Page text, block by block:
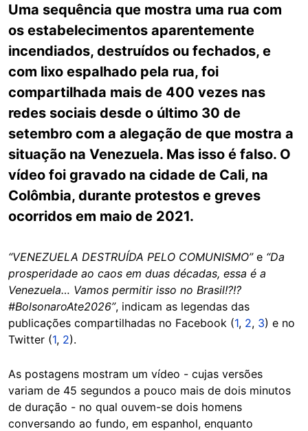
Uma sequência que mostra uma rua com
os estabelecimentos aparentemente
incendiados, destruídos ou fechados, e
com lixo espalhado pela rua, foi
compartilhada mais de 400 vezes nas
redes sociais desde o último 30 de
setembro com a alegação de que mostra a
situação na Venezuela. Mas isso é falso. O
vídeo foi gravado na cidade de Cali, na
Colômbia, durante protestos e greves
ocorridos em maio de 2021.
“VENEZUELA DESTRUÍDA PELO COMUNISMO”e “Da
prosperidade ao caos em duas décadas, essa é a
Venezuela… Vamos permitir isso no Brasil!?!?
#BolsonaroAte2026”, indicam as legendas das
publicações compartilhadas no Facebook (1, 2, 3) e no
Twitter (1, 2).
As postagens mostram um vídeo - cujas versões
variam de 45 segundos a pouco mais de dois minutos
de duração - no qual ouvem-se dois homens
conversando ao fundo, em espanhol, enquanto